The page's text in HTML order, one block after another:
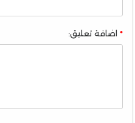
اضافة تعليق: